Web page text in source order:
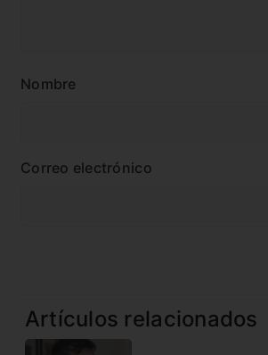
Nombre
Correo electrónico
Artículos relacionados